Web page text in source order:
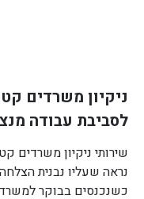
ניקיון משרדים
לסביבת עבודה
שירותי ניקיון משרדים
נראה שעליו נבנית
כשנכנסים בבוקר